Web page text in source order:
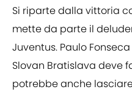
Si riparte dalla vittoria
mette da parte il
Juventus. Paulo
Slovan Bratislava deve
potrebbe anche